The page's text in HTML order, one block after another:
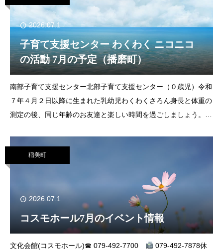
2026.07.1
子育て支援センター わくわく ニコニコ
の活動 7月の予定（播磨町）
南部子育て支援センター北部子育て支援センター（０歳児）令和
７年４月２日以降に生まれた乳幼児わくわくさろん身長と体重の
測定の後、同じ年齢のお友達と楽しい時間を過ごしましょう。▶
稲美町
2026.07.1
コスモホール7月のイベント情報
文化会館(コスモホール)☎ 079-492-7700
079-492-7878休